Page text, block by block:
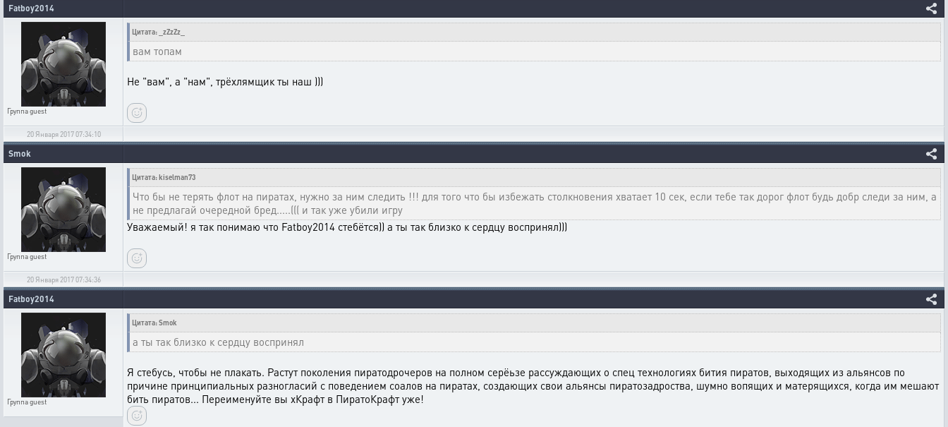
Fatboy2014
Группаguest
Цитата: _zZzZz_
вам топам
Не "вам", а "нам", трёхлямщик ты наш )))
20 Января 2017 07:34:10
Smok
Группаguest
Цитата: kiselman73
Что бы не терять флот на пиратах, нужно за ним следить !!! для того что бы избежать столкновения хватает 10 сек, если тебе так дорог флот будь добр следи за ним, а
не предлагай очередной бред.....((( и так уже убили игру
Уважаемый! я так понимаю что Fatboy2014 стебётся)) а ты так близко к сердцу воспринял)))
20 Января 2017 07:34:36
Fatboy2014
Группаguest
Цитата: Smok
а ты так близко к сердцу воспринял
Я стебусь, чтобы не плакать. Растут поколения пиратодрочеров на полном серёьзе рассуждающих о спец технологиях бития пиратов, выходящих из альянсов по
причине принципиальных разногласий с поведением соалов на пиратах, создающих свои альянсы пиратозадроства, шумно вопящих и матерящихся, когда им мешают
бить пиратов... Переименуйте вы хКрафт в ПиратоКрафт уже!